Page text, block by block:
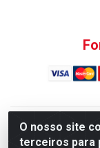
O nosso site
terceiros para
Atacadao da
Distribuicao